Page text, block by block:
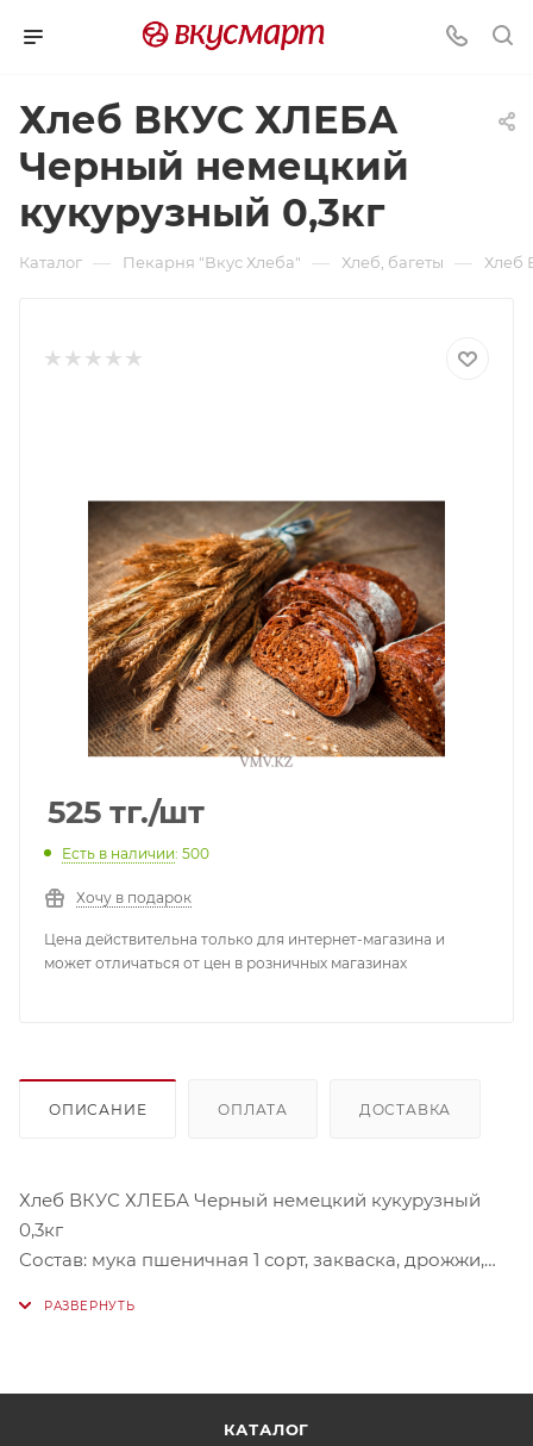
Хлеб ВКУС ХЛЕБА
Черный немецкий
кукурузный 0,3кг
Каталог — Пекарня "Вкус Хлеба" — Хлеб, багеты — Хлеб
525 тг./шт
Есть в наличии: 500
Хочу в подарок
Цена действительна только для интернет-магазина и
может отличаться от цен в розничных магазинах
ОПИСАНИЕ ОПЛАТА ДОСТАВКА
Хлеб ВКУС ХЛЕБА Черный немецкий кукурузный
0,3кг
Состав: мука пшеничная 1 сорт, закваска, дрожжи,
КАТАЛОГ